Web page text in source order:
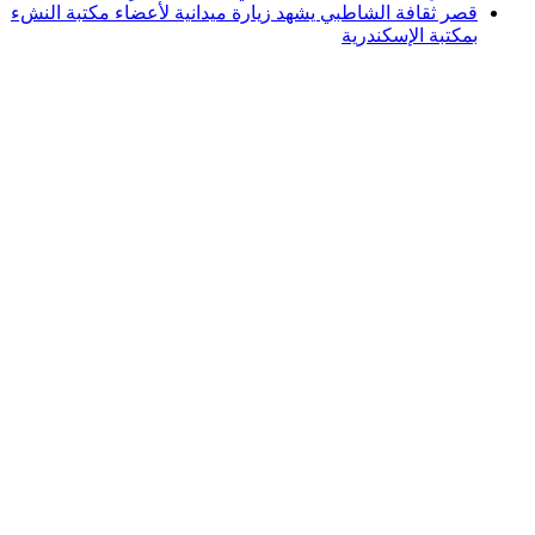
قصر ثقافة الشاطبي يشهد زيارة ميدانية لأعضاء مكتبة النشء
بمكتبة الإسكندرية